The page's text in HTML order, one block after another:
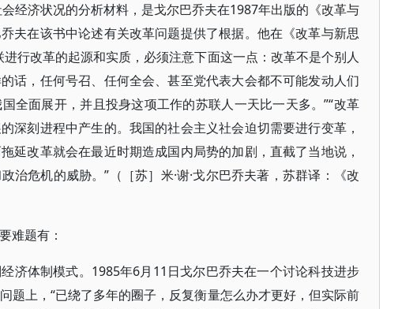
经济状况的分析材料，是戈尔巴乔夫在1987年出版的《改革与
夫在该书中论述有关改革问题提供了根据。他在《改革与新思
行改革的起源和实质，必须注意下面这一点：改革不是个别人
话，任何号召、任何全会、甚至党代表大会都不可能发动人们
全面展开，并且投身这项工作的苏联人一天比一天多。”“改革
深刻进程中产生的。我国的社会主义社会迫切需要进行变革，
延改革就会在最近时期造成国内局势的加剧，直截了当地说，
治危机的威胁。”（［苏］米·谢·戈尔巴乔夫著，苏群译：《改
难题有：
济体制模式。1985年6月11日戈尔巴乔夫在一个讨论科技进步
题上，“已绕了多年的圈子，反复衡量怎么办才更好，但实际前